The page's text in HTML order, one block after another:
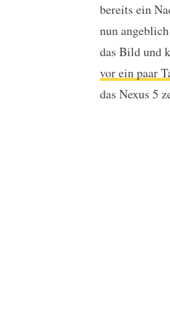
bereits ein
nun
das Bild und
vor ein paar
das Nexus 5